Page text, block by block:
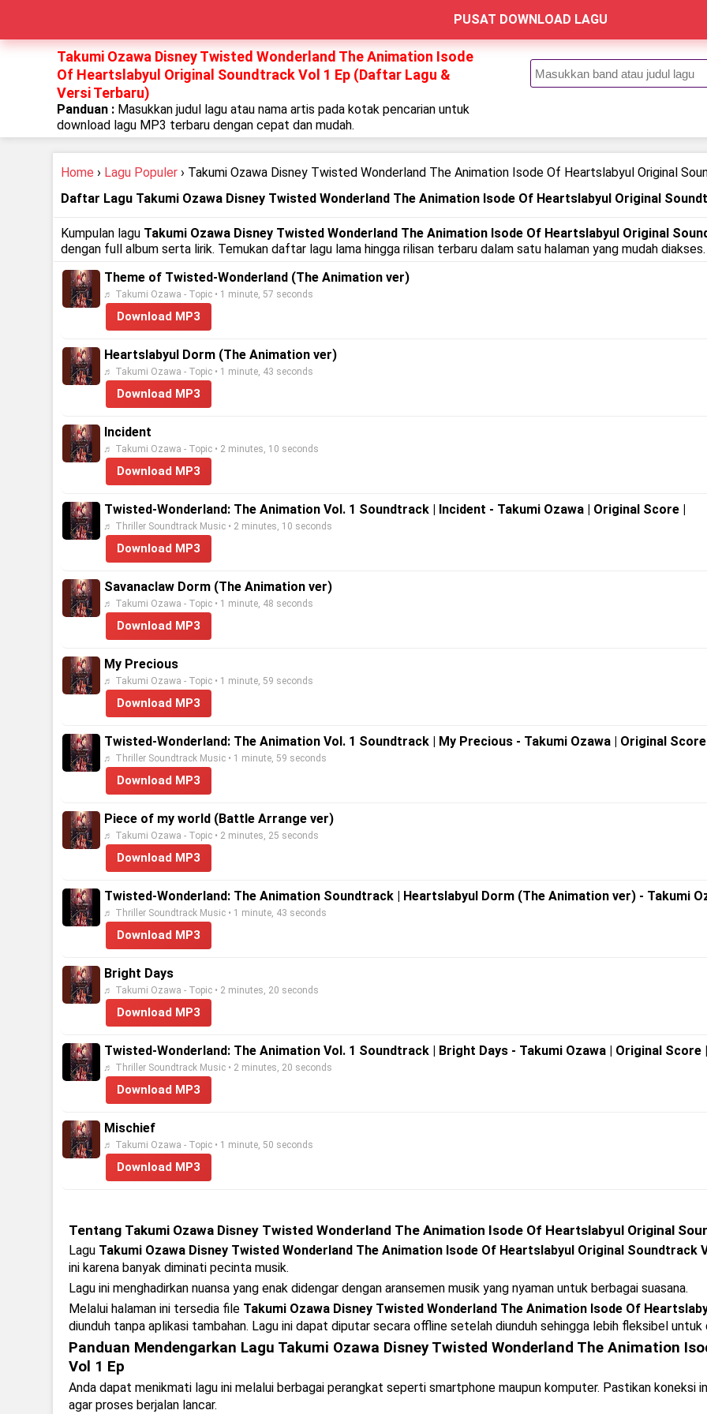
PUSAT DOWNLOAD LAGU
Takumi Ozawa Disney Twisted Wonderland The Animation Isode
Of Heartslabyul Original Soundtrack Vol 1 Ep (Daftar Lagu &
Versi Terbaru)
Panduan : Masukkan judul lagu atau nama artis pada kotak pencarian untuk
download lagu MP3 terbaru dengan cepat dan mudah.
Home › Lagu Populer › Takumi Ozawa Disney Twisted Wonderland The Animation Isode Of Heartslabyul Original
Daftar Lagu Takumi Ozawa Disney Twisted Wonderland The Animation Isode Of Heartslabyul Original
Kumpulan lagu Takumi Ozawa Disney Twisted Wonderland The Animation Isode Of Heartslabyul Original
dengan full album serta lirik. Temukan daftar lagu lama hingga rilisan terbaru dalam satu halaman yang mudah diakses.
Theme of Twisted-Wonderland (The Animation ver)
♬ Takumi Ozawa - Topic • 1 minute, 57 seconds
Download MP3
Heartslabyul Dorm (The Animation ver)
♬ Takumi Ozawa - Topic • 1 minute, 43 seconds
Download MP3
Incident
♬ Takumi Ozawa - Topic • 2 minutes, 10 seconds
Download MP3
Twisted-Wonderland: The Animation Vol. 1 Soundtrack | Incident - Takumi Ozawa | Original Score |
♬ Thriller Soundtrack Music • 2 minutes, 10 seconds
Download MP3
Savanaclaw Dorm (The Animation ver)
♬ Takumi Ozawa - Topic • 1 minute, 48 seconds
Download MP3
My Precious
♬ Takumi Ozawa - Topic • 1 minute, 59 seconds
Download MP3
Twisted-Wonderland: The Animation Vol. 1 Soundtrack | My Precious - Takumi Ozawa | Original
♬ Thriller Soundtrack Music • 1 minute, 59 seconds
Download MP3
Piece of my world (Battle Arrange ver)
♬ Takumi Ozawa - Topic • 2 minutes, 25 seconds
Download MP3
Twisted-Wonderland: The Animation Soundtrack | Heartslabyul Dorm (The Animation ver) - Takumi
♬ Thriller Soundtrack Music • 1 minute, 43 seconds
Download MP3
Bright Days
♬ Takumi Ozawa - Topic • 2 minutes, 20 seconds
Download MP3
Twisted-Wonderland: The Animation Vol. 1 Soundtrack | Bright Days - Takumi Ozawa | Original Score |
♬ Thriller Soundtrack Music • 2 minutes, 20 seconds
Download MP3
Mischief
♬ Takumi Ozawa - Topic • 1 minute, 50 seconds
Download MP3
Tentang Takumi Ozawa Disney Twisted Wonderland The Animation Isode Of Heartslabyul Original
Lagu Takumi Ozawa Disney Twisted Wonderland The Animation Isode Of Heartslabyul Original Soundtrack
ini karena banyak diminati pecinta musik.
Lagu ini menghadirkan nuansa yang enak didengar dengan aransemen musik yang nyaman untuk berbagai suasana.
Melalui halaman ini tersedia file Takumi Ozawa Disney Twisted Wonderland The Animation Isode Of
diunduh tanpa aplikasi tambahan. Lagu ini dapat diputar secara offline setelah diunduh sehingga lebih fleksibel untuk
Panduan Mendengarkan Lagu Takumi Ozawa Disney Twisted Wonderland The Animation
Vol 1 Ep
Anda dapat menikmati lagu ini melalui berbagai perangkat seperti smartphone maupun komputer. Pastikan
agar proses berjalan lancar.